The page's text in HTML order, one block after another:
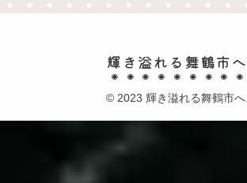
輝き溢れる舞鶴市へ
© 2023 輝き溢れる舞鶴市へ.